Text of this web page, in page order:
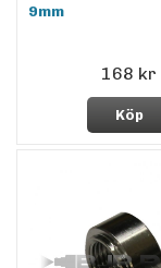
9mm
168 kr
Köp